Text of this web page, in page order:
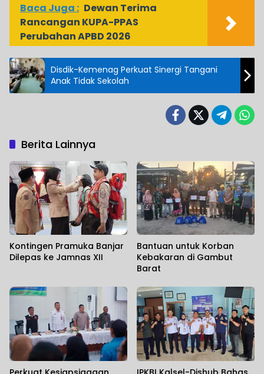
Baca Juga : Dewan Terima
Rancangan KUPA-PPAS
Perubahan APBD 2026
Disdik-Kemenag Perkuat Sinergi Tangani
Anak Tidak Sekolah
Berita Lainnya
Kontingen Pramuka Banjar
Dilepas ke Jamnas XII
Bantuan untuk Korban
Kebakaran di Gambut
Barat